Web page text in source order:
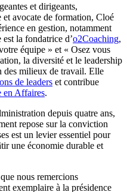
et dirigeants,
et avocate de formation, Cloé
en gestion, notamment
la fondatrice d’o2Coaching,
équipe » et « Osez vous
la diversité et le leadership
milieux de travail. Elle
de leaders et contribue
en Affaires.
depuis quatre ans,
repose sur la conviction
est un levier essentiel pour
une économie durable et
nous remercions
exemplaire à la présidence